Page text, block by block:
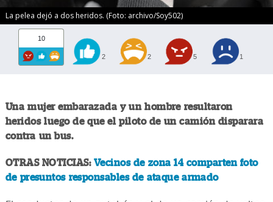
La pelea dejó a dos heridos. (Foto: archivo/Soy502)
10
2 2 5 1
Una mujer embarazada y un hombre resultaron
heridos luego de que el piloto de un camión disparara
contra un bus.
OTRAS NOTICIAS: Vecinos de zona 14 comparten foto
de presuntos responsables de ataque armado